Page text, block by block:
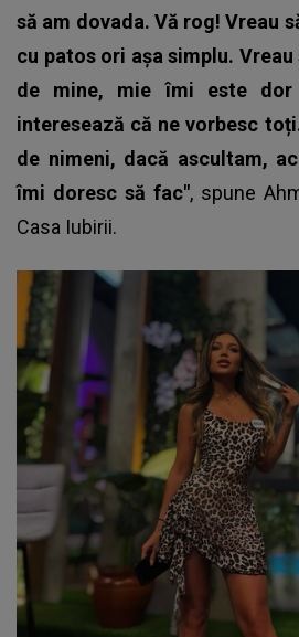
să am dovada. Vă rog! Vreau
cu patos ori așa simplu.
de mine, mie îmi este
interesează că ne vorbesc
de nimeni, dacă ascultam,
îmi doresc să fac", spune
Casa Iubirii.